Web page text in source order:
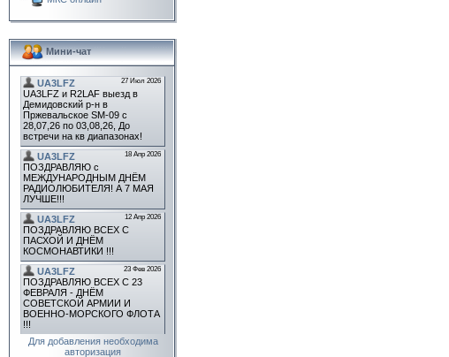
Мини-чат
Для добавления необходима
авторизация